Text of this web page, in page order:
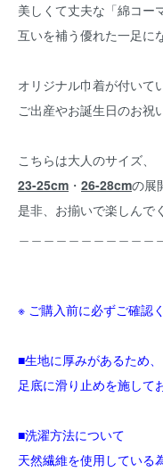
美しくて丈夫な「綿コー
互いを補う優れた一足に
オリジナル巾着が付いて
ご出産やお誕生日のお祝
こちらは大人のサイズ、
23-25cm ・ 26-28cmの展
是非、お揃いで楽しんで
※ ご購入前に必ずご確認
■生地に厚みがあるため、
足底に滑り止めを施して
■洗濯方法について
天然繊維を使用している為